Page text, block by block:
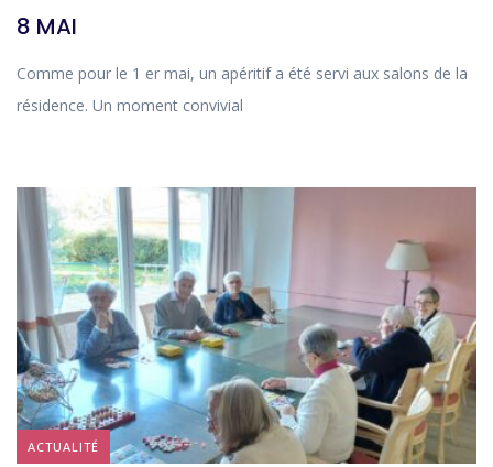
8 MAI
Comme pour le 1 er mai, un apéritif a été servi aux salons de la
résidence. Un moment convivial
ACTUALITÉ